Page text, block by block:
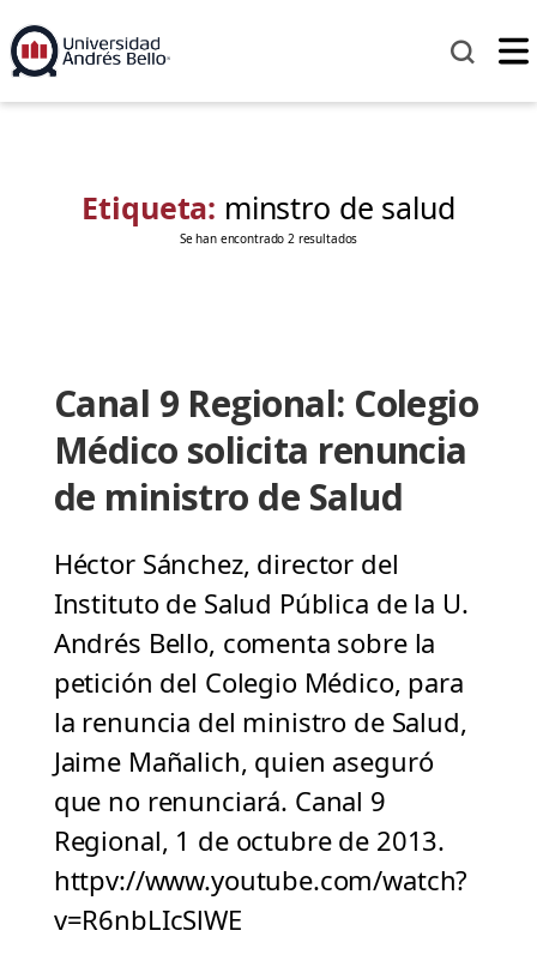
Etiqueta: minstro de salud
Se han encontrado 2 resultados
Canal 9 Regional: Colegio
Médico solicita renuncia
de ministro de Salud
Héctor Sánchez, director del
Instituto de Salud Pública de la U.
Andrés Bello, comenta sobre la
petición del Colegio Médico, para
la renuncia del ministro de Salud,
Jaime Mañalich, quien aseguró
que no renunciará. Canal 9
Regional, 1 de octubre de 2013.
httpv://www.youtube.com/watch?
v=R6nbLIcSlWE